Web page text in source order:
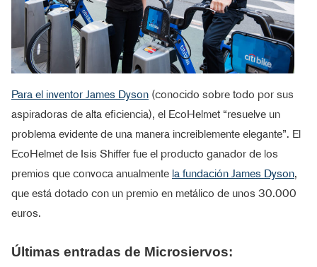
Para el inventor James Dyson (conocido sobre todo por sus
aspiradoras de alta eficiencia), el EcoHelmet “resuelve un
problema evidente de una manera increíblemente elegante”. El
EcoHelmet de Isis Shiffer fue el producto ganador de los
premios que convoca anualmente la fundación James Dyson,
que está dotado con un premio en metálico de unos 30.000
euros.
Últimas entradas de Microsiervos: